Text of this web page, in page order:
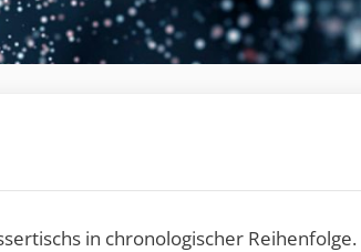
in chronologischer Reihenfolge.